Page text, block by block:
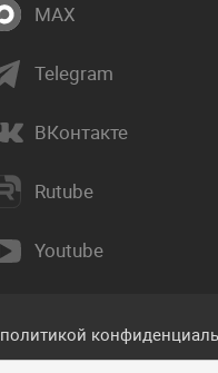
MAX
Telegram
ВКонтакте
Rutube
Youtube
политикой